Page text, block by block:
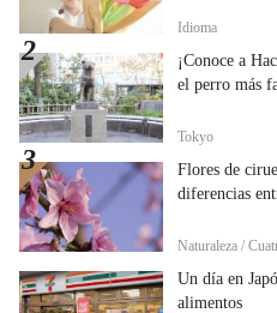
Idioma
¡Conoce a
el perro más
Tokyo
Flores de
diferencias
Naturaleza /
Un día en
alimentos